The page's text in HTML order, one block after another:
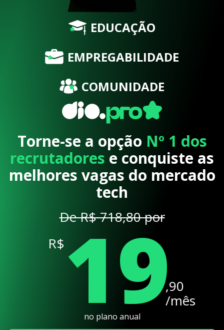
EDUCAÇÃO
EMPREGABILIDADE
COMUNIDADE
Torne-se a opção Nº 1 dos
recrutadores e conquiste as
melhores vagas do mercado
tech
De R$ 718,80 por
R$ 19,90
/mês
no plano anual